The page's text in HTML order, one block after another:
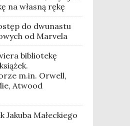
na własną rękę
do dwunastu
od Marvela
bibliotekę
m.in. Orwell,
Atwood
Jakuba Małeckiego